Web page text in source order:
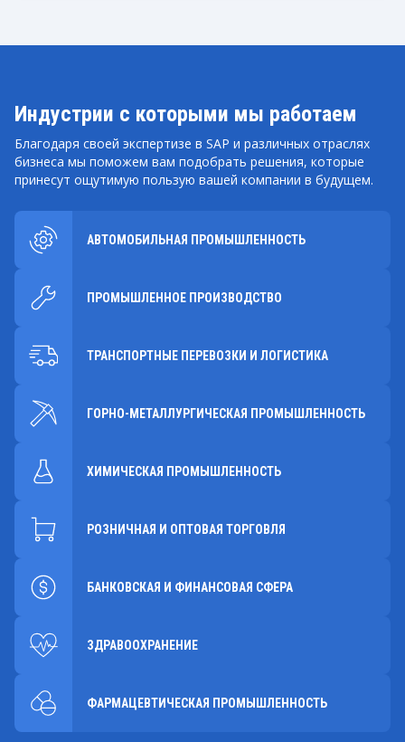
Индустрии с которыми мы работаем
Благодаря своей экспертизе в SAP и различных отраслях
бизнеса мы поможем вам подобрать решения, которые
принесут ощутимую пользую вашей компании в будущем.
АВТОМОБИЛЬНАЯ ПРОМЫШЛЕННОСТЬ
ПРОМЫШЛЕННОЕ ПРОИЗВОДСТВО
ТРАНСПОРТНЫЕ ПЕРЕВОЗКИ И ЛОГИСТИКА
ГОРНО-МЕТАЛЛУРГИЧЕСКАЯ ПРОМЫШЛЕННОСТЬ
ХИМИЧЕСКАЯ ПРОМЫШЛЕННОСТЬ
РОЗНИЧНАЯ И ОПТОВАЯ ТОРГОВЛЯ
БАНКОВСКАЯ И ФИНАНСОВАЯ СФЕРА
ЗДРАВООХРАНЕНИЕ
ФАРМАЦЕВТИЧЕСКАЯ ПРОМЫШЛЕННОСТЬ